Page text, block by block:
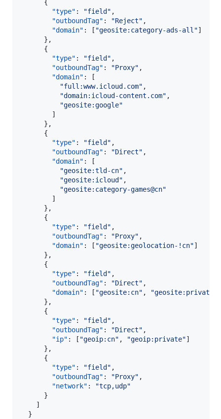
      {
"type" : "field " ,
"outboundTag" : "Reject" ,
"domain" : [ "geosite:category-ads-all "]
      },
      {
"type" : "field " ,
"outboundTag" : "Proxy" ,
"domain" : [
"full:www.icloud.com" ,
"domain:icloud-content.com" ,
"geosite:google"
        ]
      },
      {
"type" : "field " ,
"outboundTag" : "Direct" ,
"domain" : [
"geosite:tld-cn" ,
"geosite:icloud " ,
"geosite:category-games@cn"
        ]
      },
      {
"type" : "field " ,
"outboundTag" : "Proxy" ,
"domain" : [ "geosite:geolocation-!cn"]
      },
      {
"type" : "field " ,
"outboundTag" : "Direct" ,
"domain" : [ "geosite:cn" , "geosite:private
      },
      {
"type" : "field " ,
"outboundTag" : "Direct" ,
"ip" : [ "geoip:cn" , "geoip:private"]
      },
      {
"type" : "field " ,
"outboundTag" : "Proxy" ,
"network" : "tcp,udp"
      }
    ]
  }